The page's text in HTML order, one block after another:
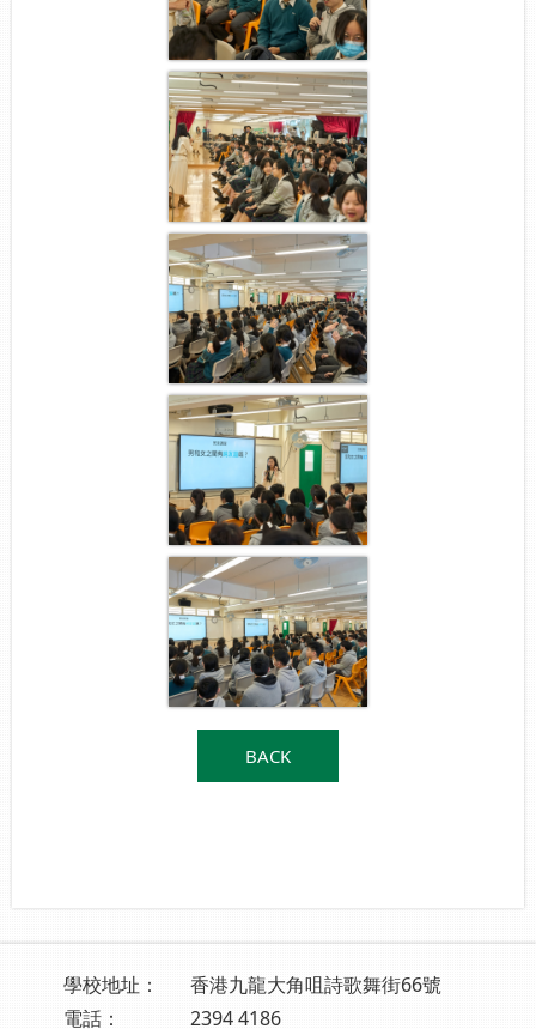
BACK
學校地址：
香港九龍大角咀詩歌舞街66號
電話：
2394 4186